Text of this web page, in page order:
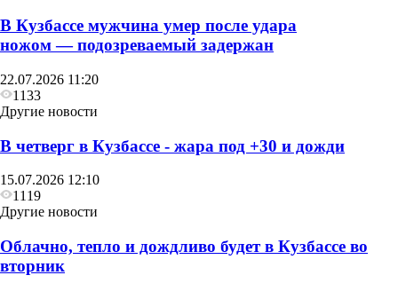
В Кузбассе мужчина умер после удара
ножом — подозреваемый задержан
22.07.2026 11:20
1133
Другие новости
В четверг в Кузбассе - жара под +30 и дожди
15.07.2026 12:10
1119
Другие новости
Облачно, тепло и дождливо будет в Кузбассе во
вторник